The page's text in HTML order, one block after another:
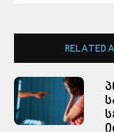
RELATED